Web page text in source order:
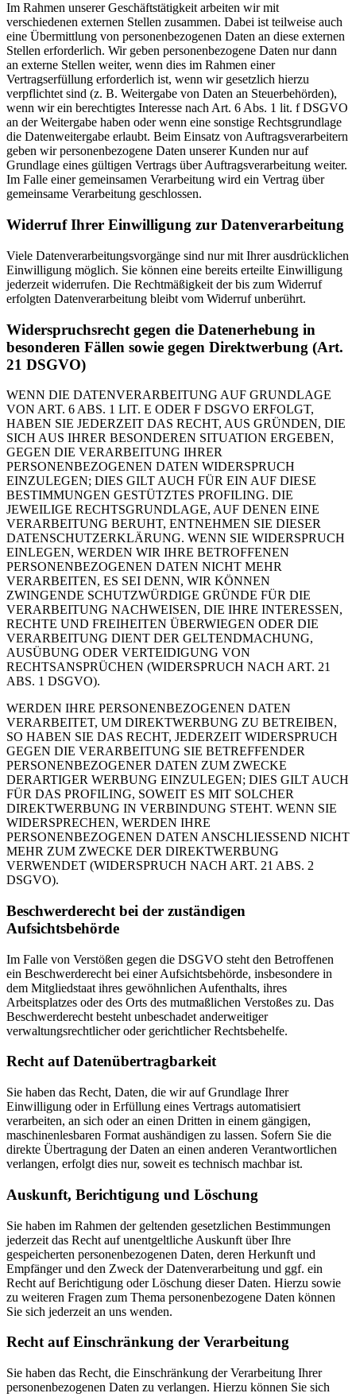
Im Rahmen unserer Geschäftstätigkeit arbeiten wir mit
verschiedenen externen Stellen zusammen. Dabei ist teilweise auch
eine Übermittlung von personenbezogenen Daten an diese externen
Stellen erforderlich. Wir geben personenbezogene Daten nur dann
an externe Stellen weiter, wenn dies im Rahmen einer
Vertragserfüllung erforderlich ist, wenn wir gesetzlich hierzu
verpflichtet sind (z. B. Weitergabe von Daten an Steuerbehörden),
wenn wir ein berechtigtes Interesse nach Art. 6 Abs. 1 lit. f DSGVO
an der Weitergabe haben oder wenn eine sonstige Rechtsgrundlage
die Datenweitergabe erlaubt. Beim Einsatz von Auftragsverarbeitern
geben wir personenbezogene Daten unserer Kunden nur auf
Grundlage eines gültigen Vertrags über Auftragsverarbeitung weiter.
Im Falle einer gemeinsamen Verarbeitung wird ein Vertrag über
gemeinsame Verarbeitung geschlossen.
Widerruf Ihrer Einwilligung zur Datenverarbeitung
Viele Datenverarbeitungsvorgänge sind nur mit Ihrer ausdrücklichen
Einwilligung möglich. Sie können eine bereits erteilte Einwilligung
jederzeit widerrufen. Die Rechtmäßigkeit der bis zum Widerruf
erfolgten Datenverarbeitung bleibt vom Widerruf unberührt.
Widerspruchsrecht gegen die Datenerhebung in
besonderen Fällen sowie gegen Direktwerbung (Art.
21 DSGVO)
WENN DIE DATENVERARBEITUNG AUF GRUNDLAGE
VON ART. 6 ABS. 1 LIT. E ODER F DSGVO ERFOLGT,
HABEN SIE JEDERZEIT DAS RECHT, AUS GRÜNDEN, DIE
SICH AUS IHRER BESONDEREN SITUATION ERGEBEN,
GEGEN DIE VERARBEITUNG IHRER
PERSONENBEZOGENEN DATEN WIDERSPRUCH
EINZULEGEN; DIES GILT AUCH FÜR EIN AUF DIESE
BESTIMMUNGEN GESTÜTZTES PROFILING. DIE
JEWEILIGE RECHTSGRUNDLAGE, AUF DENEN EINE
VERARBEITUNG BERUHT, ENTNEHMEN SIE DIESER
DATENSCHUTZERKLÄRUNG. WENN SIE WIDERSPRUCH
EINLEGEN, WERDEN WIR IHRE BETROFFENEN
PERSONENBEZOGENEN DATEN NICHT MEHR
VERARBEITEN, ES SEI DENN, WIR KÖNNEN
ZWINGENDE SCHUTZWÜRDIGE GRÜNDE FÜR DIE
VERARBEITUNG NACHWEISEN, DIE IHRE INTERESSEN,
RECHTE UND FREIHEITEN ÜBERWIEGEN ODER DIE
VERARBEITUNG DIENT DER GELTENDMACHUNG,
AUSÜBUNG ODER VERTEIDIGUNG VON
RECHTSANSPRÜCHEN (WIDERSPRUCH NACH ART. 21
ABS. 1 DSGVO).
WERDEN IHRE PERSONENBEZOGENEN DATEN
VERARBEITET, UM DIREKTWERBUNG ZU BETREIBEN,
SO HABEN SIE DAS RECHT, JEDERZEIT WIDERSPRUCH
GEGEN DIE VERARBEITUNG SIE BETREFFENDER
PERSONENBEZOGENER DATEN ZUM ZWECKE
DERARTIGER WERBUNG EINZULEGEN; DIES GILT AUCH
FÜR DAS PROFILING, SOWEIT ES MIT SOLCHER
DIREKTWERBUNG IN VERBINDUNG STEHT. WENN SIE
WIDERSPRECHEN, WERDEN IHRE
PERSONENBEZOGENEN DATEN ANSCHLIESSEND NICHT
MEHR ZUM ZWECKE DER DIREKTWERBUNG
VERWENDET (WIDERSPRUCH NACH ART. 21 ABS. 2
DSGVO).
Beschwerderecht bei der zuständigen
Aufsichtsbehörde
Im Falle von Verstößen gegen die DSGVO steht den Betroffenen
ein Beschwerderecht bei einer Aufsichtsbehörde, insbesondere in
dem Mitgliedstaat ihres gewöhnlichen Aufenthalts, ihres
Arbeitsplatzes oder des Orts des mutmaßlichen Verstoßes zu. Das
Beschwerderecht besteht unbeschadet anderweitiger
verwaltungsrechtlicher oder gerichtlicher Rechtsbehelfe.
Recht auf Datenübertragbarkeit
Sie haben das Recht, Daten, die wir auf Grundlage Ihrer
Einwilligung oder in Erfüllung eines Vertrags automatisiert
verarbeiten, an sich oder an einen Dritten in einem gängigen,
maschinenlesbaren Format aushändigen zu lassen. Sofern Sie die
direkte Übertragung der Daten an einen anderen Verantwortlichen
verlangen, erfolgt dies nur, soweit es technisch machbar ist.
Auskunft, Berichtigung und Löschung
Sie haben im Rahmen der geltenden gesetzlichen Bestimmungen
jederzeit das Recht auf unentgeltliche Auskunft über Ihre
gespeicherten personenbezogenen Daten, deren Herkunft und
Empfänger und den Zweck der Datenverarbeitung und ggf. ein
Recht auf Berichtigung oder Löschung dieser Daten. Hierzu sowie
zu weiteren Fragen zum Thema personenbezogene Daten können
Sie sich jederzeit an uns wenden.
Recht auf Einschränkung der Verarbeitung
Sie haben das Recht, die Einschränkung der Verarbeitung Ihrer
personenbezogenen Daten zu verlangen. Hierzu können Sie sich